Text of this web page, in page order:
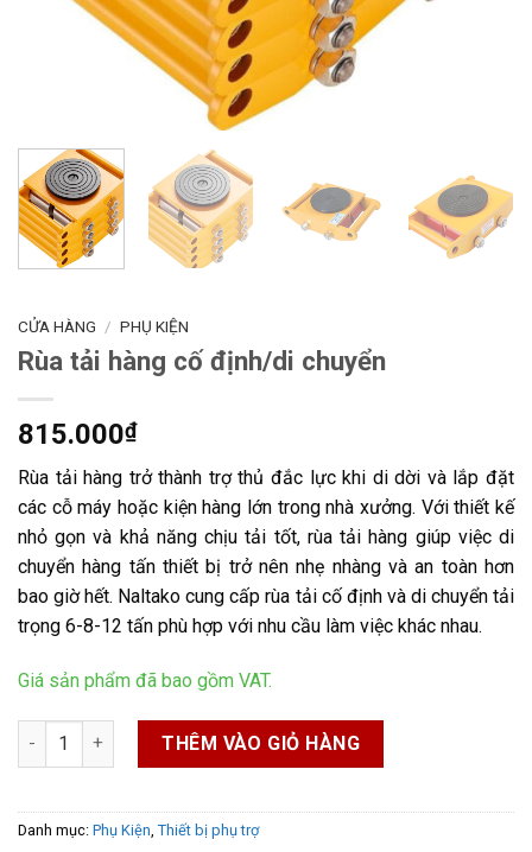
CỬA HÀNG / PHỤ KIỆN
Rùa tải hàng cố định/di chuyển
815.000₫
Rùa tải hàng trở thành trợ thủ đắc lực khi di dời và lắp đặt
các cỗ máy hoặc kiện hàng lớn trong nhà xưởng. Với thiết kế
nhỏ gọn và khả năng chịu tải tốt, rùa tải hàng giúp việc di
chuyển hàng tấn thiết bị trở nên nhẹ nhàng và an toàn hơn
bao giờ hết. Naltako cung cấp rùa tải cố định và di chuyển tải
trọng 6-8-12 tấn phù hợp với nhu cầu làm việc khác nhau.
Giá sản phẩm đã bao gồm VAT.
Rùa tải hàng cố định/di chuyển số lượng
THÊM VÀO GIỎ HÀNG
Danh mục: Phụ Kiện Thiết bị phụ trợ